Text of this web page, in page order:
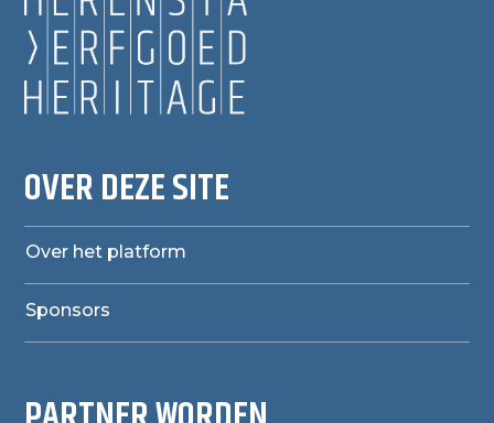
OVER DEZE SITE
Over het platform
Sponsors